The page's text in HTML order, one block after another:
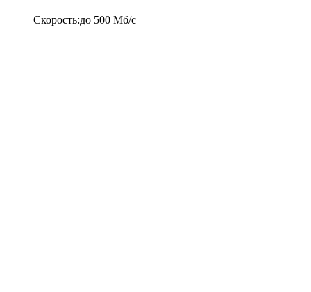
Скорость:до 500 Мб/c